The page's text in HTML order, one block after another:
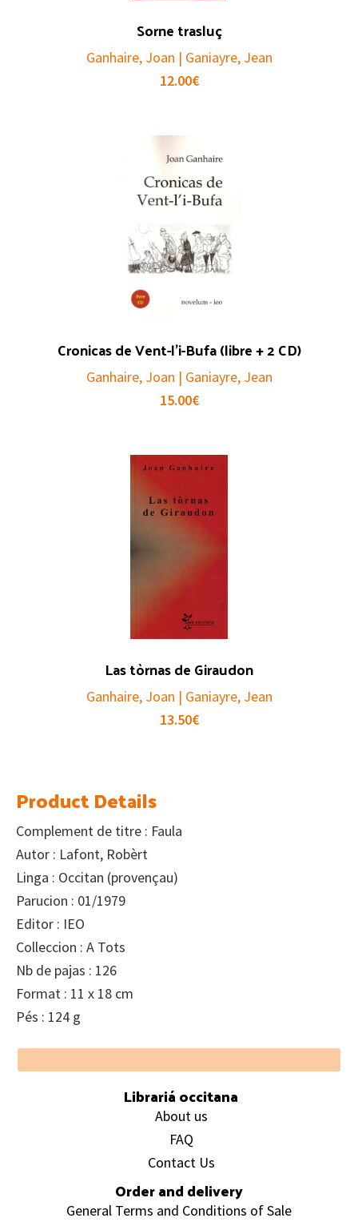
Sorne trasluç
Ganhaire, Joan | Ganiayre, Jean
12.00€
Cronicas de Vent-l’i-Bufa (libre + 2 CD)
Ganhaire, Joan | Ganiayre, Jean
15.00€
Las tòrnas de Giraudon
Ganhaire, Joan | Ganiayre, Jean
13.50€
Product Details
Complement de titre : Faula
Autor : Lafont, Robèrt
Linga : Occitan (provençau)
Parucion : 01/1979
Editor : IEO
Colleccion : A Tots
Nb de pajas : 126
Format : 11 x 18 cm
Pés : 124 g
Footer
Librariá occitana
About us
FAQ
Contact Us
Order and delivery
General Terms and Conditions of Sale